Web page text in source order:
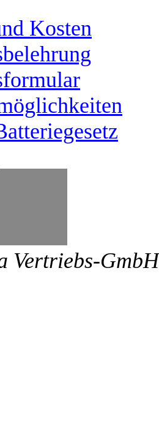
Kosten
Vertriebs-GmbH